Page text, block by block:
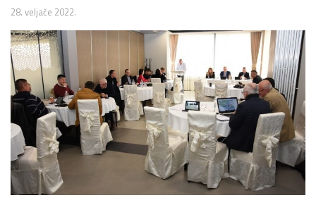
28. veljače 2022.